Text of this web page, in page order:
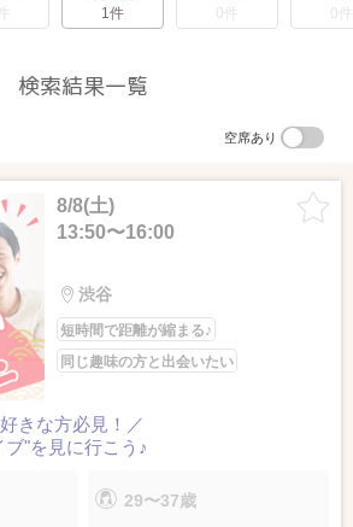
1件
0件
0件
検索結果一覧
空席あり
8/8(土)
13:50〜16:00
渋谷
短時間で距離が縮まる♪
同じ趣味の方と出会いたい
きな方必見！／
"を見に行こう♪
29〜37歳